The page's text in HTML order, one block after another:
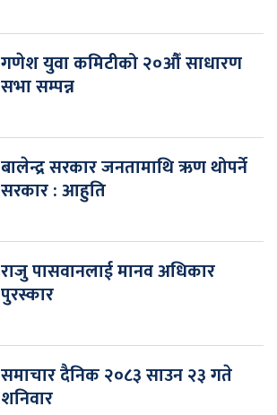
गणेश युवा कमिटीको २०औँ साधारण
सभा सम्पन्न
बालेन्द्र सरकार जनतामाथि ऋण थोपर्ने
सरकार : आहुति
राजु पासवानलाई मानव अधिकार
पुरस्कार
समाचार दैनिक २०८३ साउन २३ गते
शनिवार